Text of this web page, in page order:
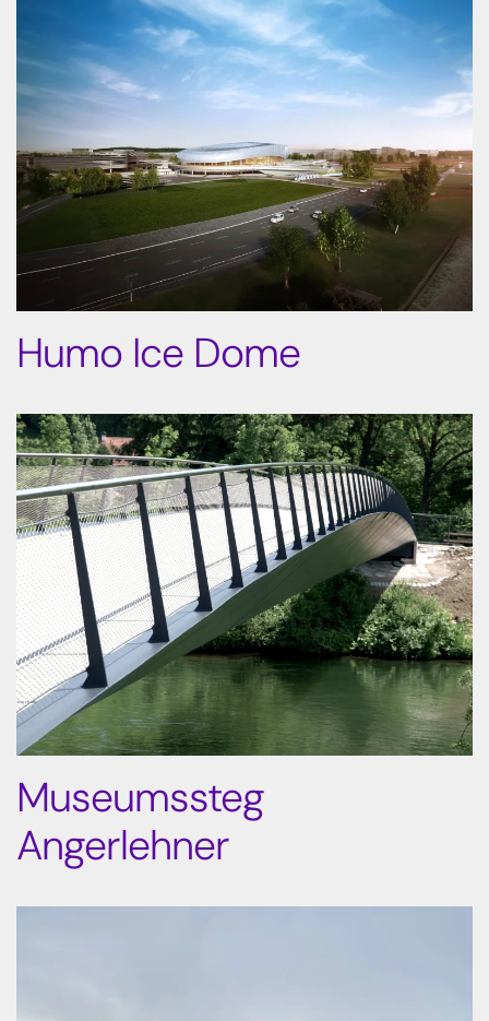
Humo Ice Dome
Museumssteg
Angerlehner